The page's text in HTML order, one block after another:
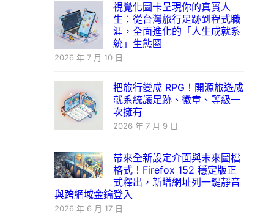
視覺化圖卡呈現你的真實人
生：從台灣旅行足跡到程式職
涯，全面進化的「人生成就系
統」生態圈
2026 年 7 月 10 日
把旅行變成 RPG！開源旅遊成
就系統讓足跡、徽章、等級一
次擁有
2026 年 7 月 9 日
帶來全新設定介面與未來圖檔
格式！Firefox 152 穩定版正
式釋出，新增網址列一鍵靜音
與跨網域金鑰登入
2026 年 6 月 17 日